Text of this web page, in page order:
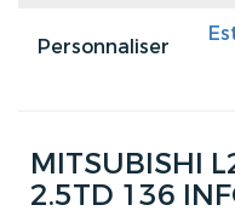
Personnaliser
MITSUBISHI
2.5TD 136